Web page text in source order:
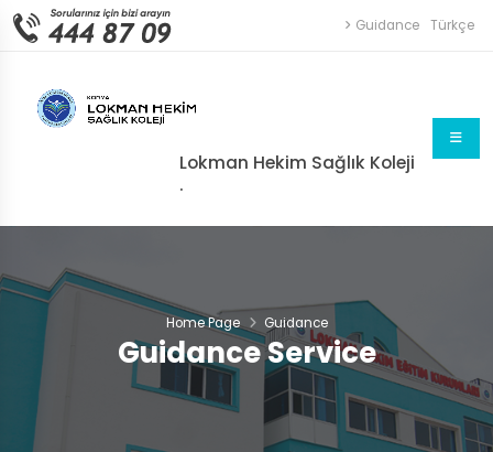
Guidance Türkçe
Lokman Hekim Sağlık Koleji
.
Guidance Service
Home Page Guidance